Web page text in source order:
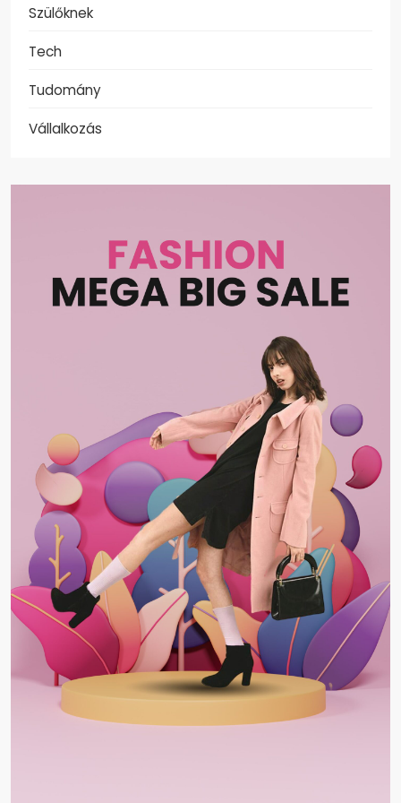
Szülőknek
Tech
Tudomány
Vállalkozás